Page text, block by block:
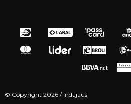
© Copyright 2026 / Indajaus